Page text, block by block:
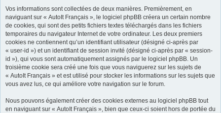
Vos informations sont collectées de deux manières. Premièrement, en
naviguant sur « AutoIt Français », le logiciel phpBB créera un certain nombre
de cookies, qui sont des petits fichiers textes téléchargés dans les fichiers
temporaires du navigateur Internet de votre ordinateur. Les deux premiers
cookies ne contiennent qu’un identifiant utilisateur (désigné ci-après par
« user-id ») et un identifiant de session invité (désigné ci-après par « session-
id »), qui vous sont automatiquement assignés par le logiciel phpBB. Un
troisième cookie sera créé une fois que vous naviguerez sur les sujets de
« AutoIt Français » et est utilisé pour stocker les informations sur les sujets que
vous avez lus, ce qui améliore votre navigation sur le forum.
Nous pouvons également créer des cookies externes au logiciel phpBB tout
en naviguant sur « AutoIt Français », bien que ceux-ci soient hors de portée du